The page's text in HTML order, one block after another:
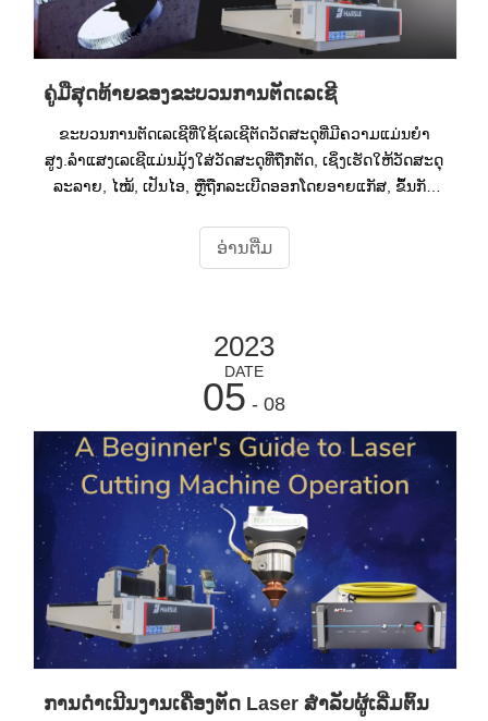
ຄູ່ມືສຸດທ້າຍຂອງຂະບວນການຕັດເລເຊີ
ຂະບວນການຕັດເລເຊີທີ່ໃຊ້ເລເຊີຕັດວັດສະດຸທີ່ມີຄວາມແມ່ນຍໍາ
ສູງ.ລຳແສງເລເຊີແມ່ນມຸ້ງໃສ່ວັດສະດຸທີ່ຖືກຕັດ, ເຊິ່ງເຮັດໃຫ້ວັດສະດຸ
ລະລາຍ, ໄໝ້, ເປັນໄອ, ຫຼືຖືກລະເບີດອອກໂດຍອາຍແກັສ, ຂຶ້ນກັບ
ອ່ານ​ຕື່ມ
2023
DATE
05 - 08
ການດໍາເນີນງານເຄື່ອງຕັດ Laser ສໍາລັບຜູ້ເລີ່ມຕົ້ນ